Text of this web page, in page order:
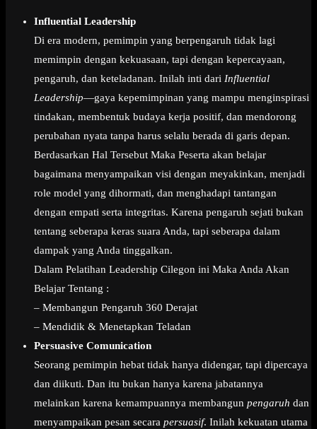
Influential Leadership
Di era modern, pemimpin yang berpengaruh tidak lagi
memimpin dengan kekuasaan, tapi dengan kepercayaan,
pengaruh, dan keteladanan. Inilah inti dari Influential
Leadership—gaya kepemimpinan yang mampu menginspirasi
tindakan, membentuk budaya kerja positif, dan mendorong
perubahan nyata tanpa harus selalu berada di garis depan.
Berdasarkan Hal Tersebut Maka Peserta akan belajar
bagaimana menyampaikan visi dengan meyakinkan, menjadi
role model yang dihormati, dan menghadapi tantangan
dengan empati serta integritas. Karena pengaruh sejati bukan
tentang seberapa keras suara Anda, tapi seberapa dalam
dampak yang Anda tinggalkan.
Dalam Pelatihan Leadership Cilegon ini Maka Anda Akan
Belajar Tentang :
– Membangun Pengaruh 360 Derajat
– Mendidik & Menetapkan Teladan
Persuasive Comunication
Seorang pemimpin hebat tidak hanya didengar, tapi dipercaya
dan diikuti. Dan itu bukan hanya karena jabatannya
melainkan karena kemampuannya membangun pengaruh dan
menyampaikan pesan secara persuasif. Inilah kekuatan utama